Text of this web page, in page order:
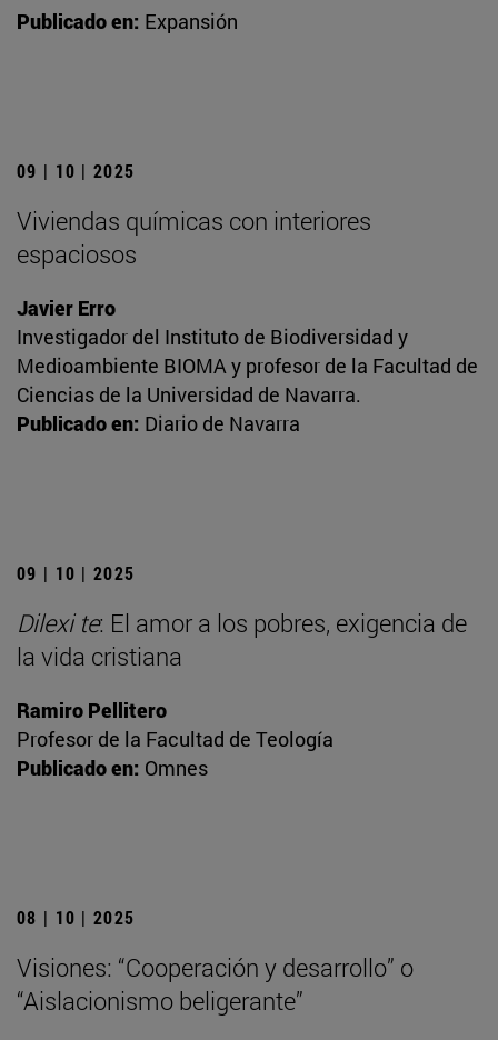
Publicado en: Expansión
09 | 10 | 2025
Viviendas químicas con interiores
espaciosos
Javier Erro
Investigador del Instituto de Biodiversidad y
Medioambiente BIOMA y profesor de la Facultad de
Ciencias de la Universidad de Navarra.
Publicado en: Diario de Navarra
09 | 10 | 2025
Dilexi te: El amor a los pobres, exigencia de
la vida cristiana
Ramiro Pellitero
Profesor de la Facultad de Teología
Publicado en: Omnes
08 | 10 | 2025
Visiones: “Cooperación y desarrollo” o
“Aislacionismo beligerante”